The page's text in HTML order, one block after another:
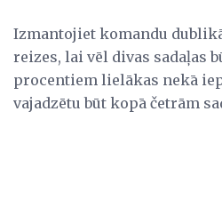
Izmantojiet komandu
reizes, lai vēl divas sadaļas
procentiem lielākas nekā
vajadzētu būt kopā četrām